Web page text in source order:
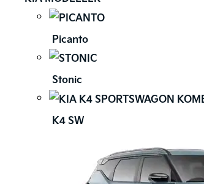
Picanto
Stonic
K4 SW